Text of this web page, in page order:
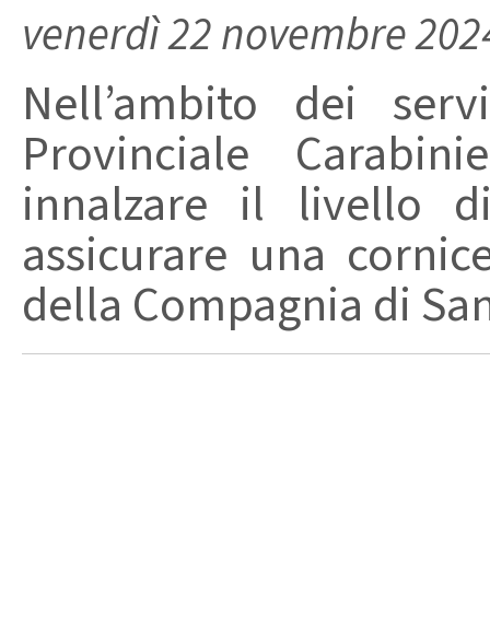
venerdì 22 novembre
Nell’ambito dei
Provinciale
innalzare il livello
assicurare una
della Compagnia di